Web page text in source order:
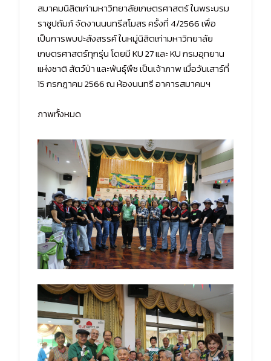
สมาคมนิสิตเก่ามหาวิทยาลัยเกษตรศาสตร์ ในพระบรม
ราชูปถัมภ์ จัดงานนนทรีสโมสร ครั้งที่ 4/2566 เพื่อ
เป็นการพบปะสังสรรค์ ในหมู่นิสิตเก่ามหาวิทยาลัย
เกษตรศาสตร์ทุกรุ่น โดยมี KU 27 และ KU กรมอุทยาน
แห่งชาติ สัตว์ป่า และพันธุ์พืช เป็นเจ้าภาพ เมื่อวันเสาร์ที่
15 กรกฎาคม 2566 ณ ห้องนนทรี อาคารสมาคมฯ
ภาพทั้งหมด